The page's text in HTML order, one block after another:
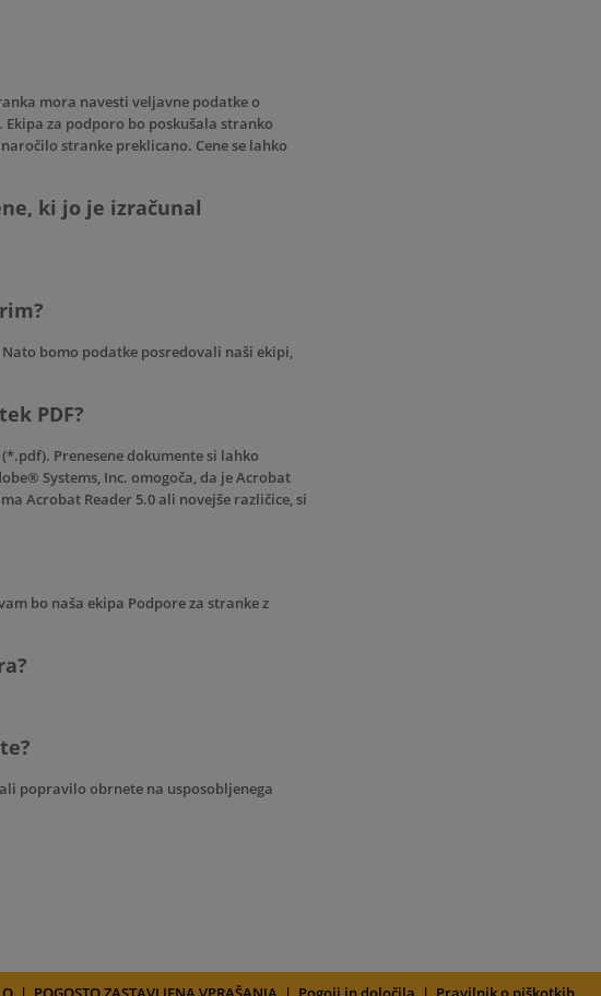
mora navesti veljavne podatke o
za podporo bo poskušala stranko
stranke preklicano. Cene se lahko
ki jo je izračunal
Nato bomo podatke posredovali naši ekipi,
PDF?
Prenesene dokumente si lahko
Systems, Inc. omogoča, da je Acrobat
Acrobat Reader 5.0 ali novejše različice, si
bo naša ekipa Podpore za strankez
popravilo obrnete na usposobljenega